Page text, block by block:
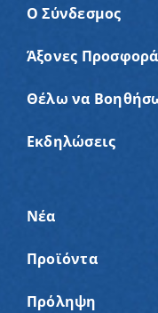
Ο Σύνδεσμος
Άξονες
Θέλω να
Εκδηλώσεις
Νέα
Προϊόντα
Πρόληψη